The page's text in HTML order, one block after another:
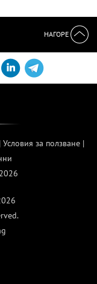
НАГОРЕ
Условия за ползване|